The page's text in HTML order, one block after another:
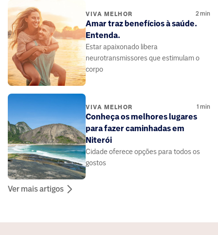
VIVA MELHOR 2min
Amar traz benefícios à saúde.
Entenda.
Estar apaixonado libera
neurotransmissores que estimulam o
corpo
VIVA MELHOR 1 min
Conheça os melhores lugares
para fazer caminhadas em
Niterói
Cidade oferece opções para todos os
gostos
Ver mais artigos